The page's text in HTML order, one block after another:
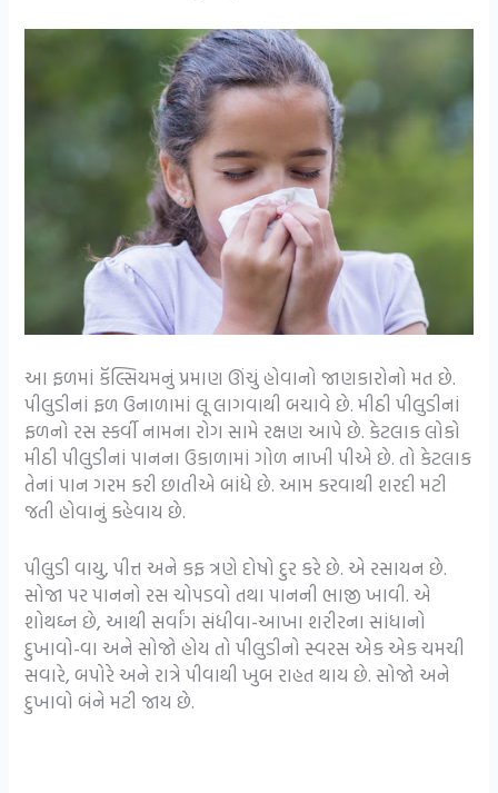
આ ફળમાં કૅલ્સિયમનું પ્રમાણ ઊંચું હોવાનો જાણકારોનો મત છે.
પીલુડીનાં ફળ ઉનાળામાં લૂ લાગવાથી બચાવે છે. મીઠી પીલુડીનાં
ફળનો રસ સ્કર્વી નામના રોગ સામે રક્ષણ આપે છે. કેટલાક લોકો
મીઠી પીલુડીનાં પાનના ઉકાળામાં ગોળ નાખી પીએ છે. તો કેટલાક
તેનાં પાન ગરમ કરી છાતીએ બાંધે છે. આમ કરવાથી શરદી મટી
જતી હોવાનું કહેવાય છે.
પીલુડી વાયુ, પીત્ત અને કફ ત્રણે દોષો દુર કરે છે. એ રસાયન છે.
સોજા પર પાનનો રસ ચોપડવો તથા પાનની ભાજી ખાવી. એ
શોથઘ્ન છે, આથી સર્વાંગ સંધીવા-આખા શરીરના સાંધાનો
દુખાવો-વા અને સોજો હોય તો પીલુડીનો સ્વરસ એક એક ચમચી
સવારે, બપોરે અને રાત્રે પીવાથી ખુબ રાહત થાય છે. સોજો અને
દુખાવો બંને મટી જાય છે.